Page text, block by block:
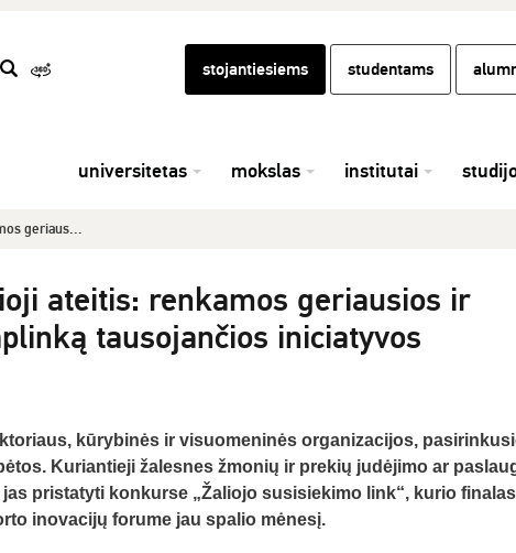
stojantiesiems studentams
universitetas mokslas institutai
geriaus...
ateitis: renkamos geriausios ir
tausojančios iniciatyvos
kūrybinės ir visuomeninės organizacijos,
Kuriantieji žalesnes žmonių ir prekių judėjimo ar
pristatyti konkurse „Žaliojo susisiekimo link“, kurio finalas
inovacijų forume jau spalio mėnesį.